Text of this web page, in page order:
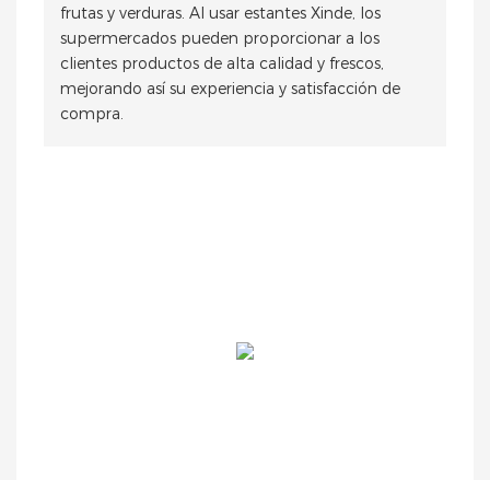
frutas y verduras. Al usar estantes Xinde, los
supermercados pueden proporcionar a los
clientes productos de alta calidad y frescos,
mejorando así su experiencia y satisfacción de
compra.